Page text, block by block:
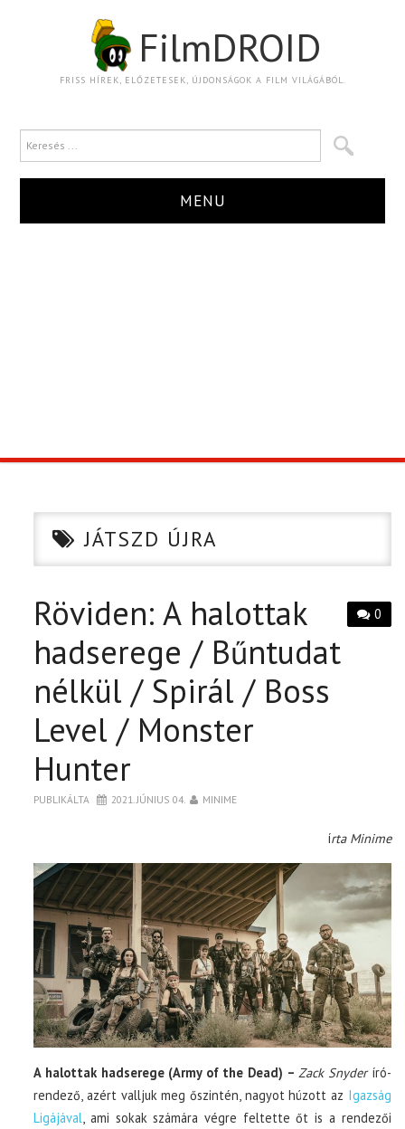
FilmDROID
FRISS HÍREK, ELŐZETESEK, ÚJDONSÁGOK A FILM VILÁGÁBÓL.
MENU
CIKK
PÓLÓ RENDELÉS
JÁTSZD ÚJRA
0
Röviden: A halottak
hadserege / Bűntudat
nélkül / Spirál / Boss
Level / Monster
Hunter
PUBLIKÁLTA 2021. JÚNIUS 04. MINIME
írta Minime
A halottak hadserege (Army of the Dead) –Zack Snyderíró-
rendező, azért valljuk meg őszintén, nagyot húzott az Igazság
Ligájával, ami sokak számára végre feltette őt is a rendezői